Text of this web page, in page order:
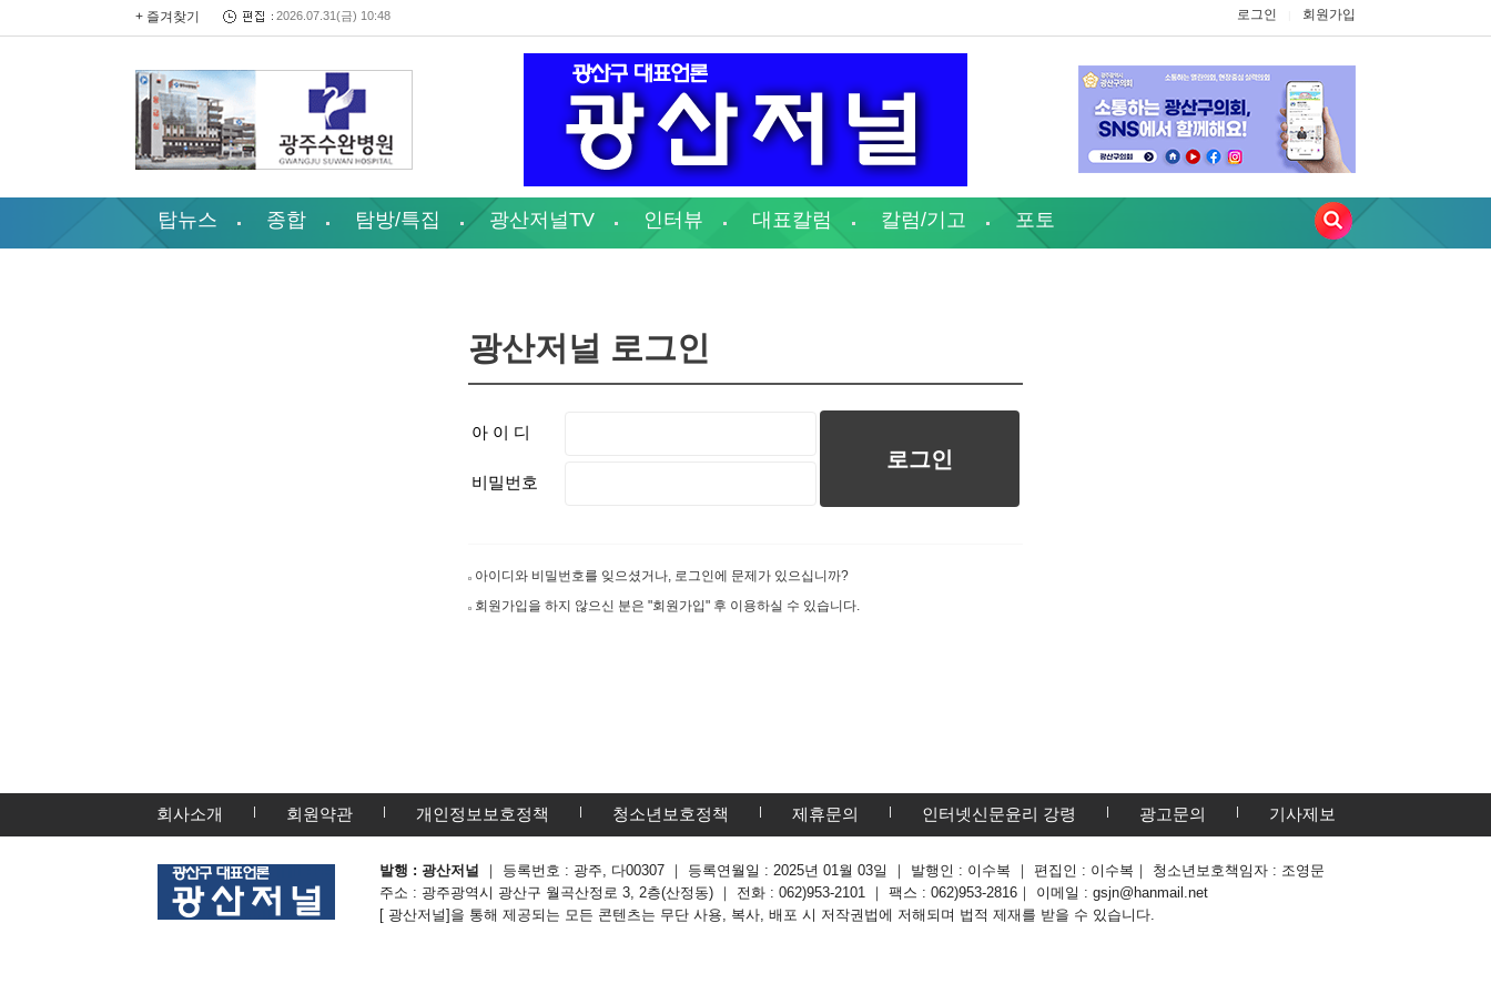
+ 즐겨찾기 2026.07.31(금) 10:48 로그인 회원가입
탑뉴스 종합 탐방/특집 광산저널TV 인터뷰 대표칼럼 칼럼/기고 포토
광산저널 로그인
아 이 디
비밀번호
아이디와 비밀번호를 잊으셨거나, 로그인에 문제가 있으십니까?
회원가입을 하지 않으신 분은 "회원가입" 후 이용하실 수 있습니다.
회사소개 회원약관 개인정보보호정책 청소년보호정책 제휴문의 인터넷신문윤리 강령 광고문의 기사제보
발행 : 광산저널 ｜ 등록번호 : 광주, 다00307 ｜ 등록연월일 : 2025년 01월 03일 ｜ 발행인 : 이수복 ｜ 편집인 : 이수복｜ 청소년보호책임자 : 조영문
주소 : 광주광역시 광산구 월곡산정로 3, 2층(산정동) ｜ 전화 : 062)953-2101 ｜ 팩스 : 062)953-2816｜ 이메일 : gsjn@hanmail.net
[ 광산저널]을 통해 제공되는 모든 콘텐츠는 무단 사용, 복사, 배포 시 저작권법에 저해되며 법적 제재를 받을 수 있습니다.